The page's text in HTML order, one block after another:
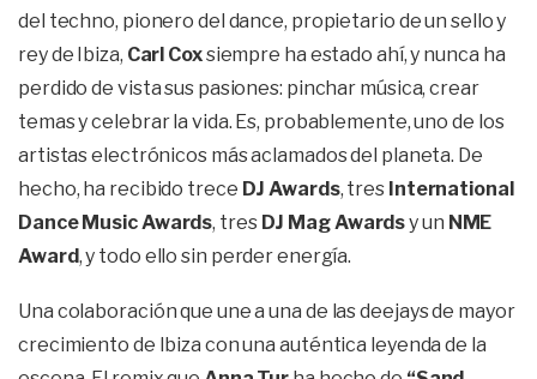
del techno, pionero del dance, propietario de un sello y
rey de Ibiza, Carl Coxsiempre ha estado ahí, y nunca ha
perdido de vista sus pasiones: pinchar música, crear
temas y celebrar la vida. Es, probablemente, uno de los
artistas electrónicos más aclamados del planeta. De
hecho, ha recibido trece DJ Awards, tres International
Dance Music Awards, tres DJ Mag Awardsy un NME
Award, y todo ello sin perder energía.
Una colaboración que une a una de las deejays de mayor
crecimiento de Ibiza con una auténtica leyenda de la